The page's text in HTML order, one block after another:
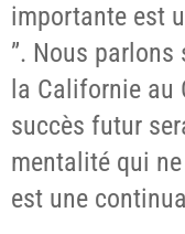
importante est
”. Nous
la Californie au
succès futur
mentalité qui
est une